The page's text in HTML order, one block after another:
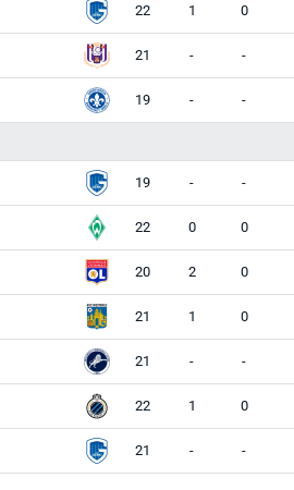
22 1 0
21 - -
19 - -
19 - -
22 0 0
20 2 0
21 1 0
21 - -
22 1 0
21 - -